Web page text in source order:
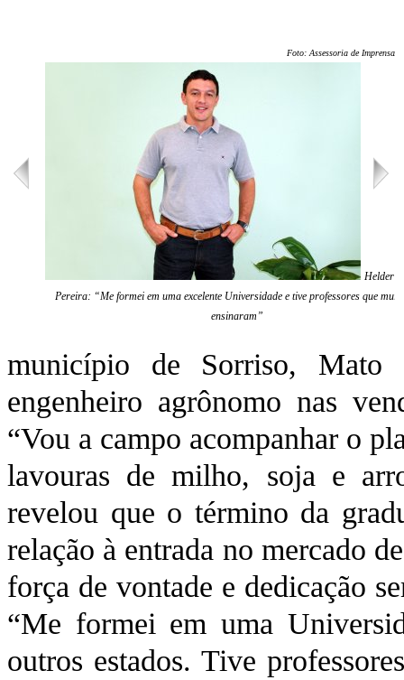
Foto: Assessoria de Imprensa/
Helder
Pereira: “Me formei em uma excelente Universidade e tive professores que
ensinaram”
município de Sorriso, Mato
engenheiro agrônomo nas
“Vou a campo acompanhar o
lavouras de milho, soja e
revelou que o término da
relação à entrada no mercado
força de vontade e dedicação
“Me formei em uma
outros estados. Tive